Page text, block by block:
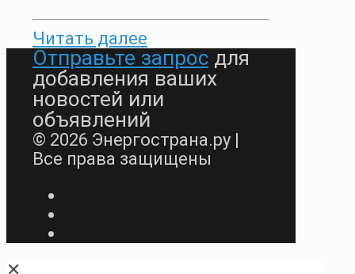
Читать далее
Отправьте запрос для
добавления ваших
новостей или
объявлений
© 2026 Энергострана.ру |
Все права защищены
✕